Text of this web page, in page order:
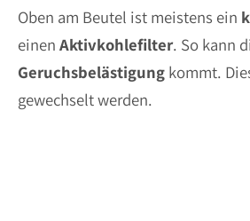
Oben am Beutel ist meistens ein
einen Aktivkohlefilter. So kann
Geruchsbelästigung kommt.
gewechselt werden.